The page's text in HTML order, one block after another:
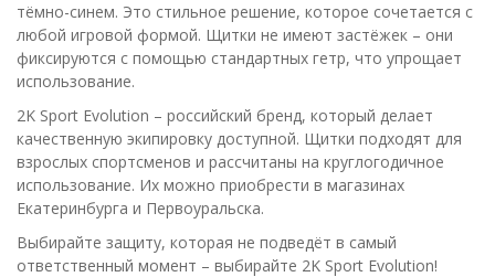
тёмно-синем. Это стильное решение, которое сочетается с
любой игровой формой. Щитки не имеют застёжек – они
фиксируются с помощью стандартных гетр, что упрощает
использование.
2K Sport Evolution – российский бренд, который делает
качественную экипировку доступной. Щитки подходят для
взрослых спортсменов и рассчитаны на круглогодичное
использование. Их можно приобрести в магазинах
Екатеринбурга и Первоуральска.
Выбирайте защиту, которая не подведёт в самый
ответственный момент – выбирайте 2K Sport Evolution!